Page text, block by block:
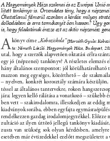
A könyv címe „Koboziskola” [Horváth Gyula:
te: Németh László. Hagyományok Háza, Budapest,
utal, hogy a szerzők alapvetően oktatási célra
egy jó (népzenei) tankönyv? A részletes elemzés
hány általános szempontot: jól körülhatárolható
mazzon meg egységes, közérthető – de
– nyelven, konkrét korosztály számára
téssel az általános tantervekre, rokon
jára; legyen kellő rálátása a vonatkozó – szűkebb
ben vett – szakirodalomra, illeszkedjen az eddig
kiadványok sorába, ebben egyfajta
rendelkezzen gazdag irodalomjegyzékkel. Előzze
zultáció az ilyen úttörő jellegű tankönyv
zusra van szükség sok olyan kérdésben,
esetében már évtizedekkel ezelőtt megszületett a
A Hagyományok Háza szakmai és az Európai Unió
lített tankönyv is. Örvendetes tény, hogy a
Óhatatlanul felmerül azonban a kérdés: milyen
dolkodásban és arra termékenyít ően hasson? Úgy
is, hogy feladatának érezze ezt az aktív népzenész